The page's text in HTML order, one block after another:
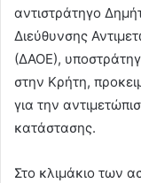
αντιστράτηγο
Διεύθυνσης
(ΔΑΟΕ),
στην Κρήτη,
για την
κατάστασης.
Στο κλιμάκιο των